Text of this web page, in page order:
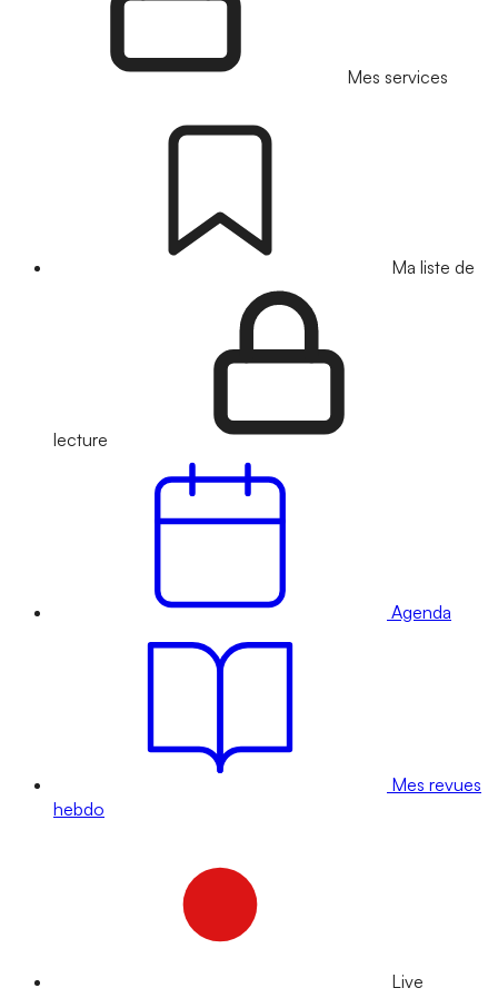
Mes services
Ma liste de
lecture
Agenda
Mes revues
hebdo
Live